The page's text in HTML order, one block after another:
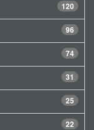
120
96
74
31
25
22